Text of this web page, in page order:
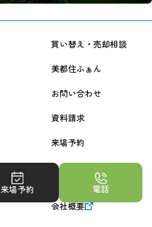
買い替え・売却相談
美都住ふぁん
お問い合わせ
資料請求
来場予約
会社概要
来場予約 電話